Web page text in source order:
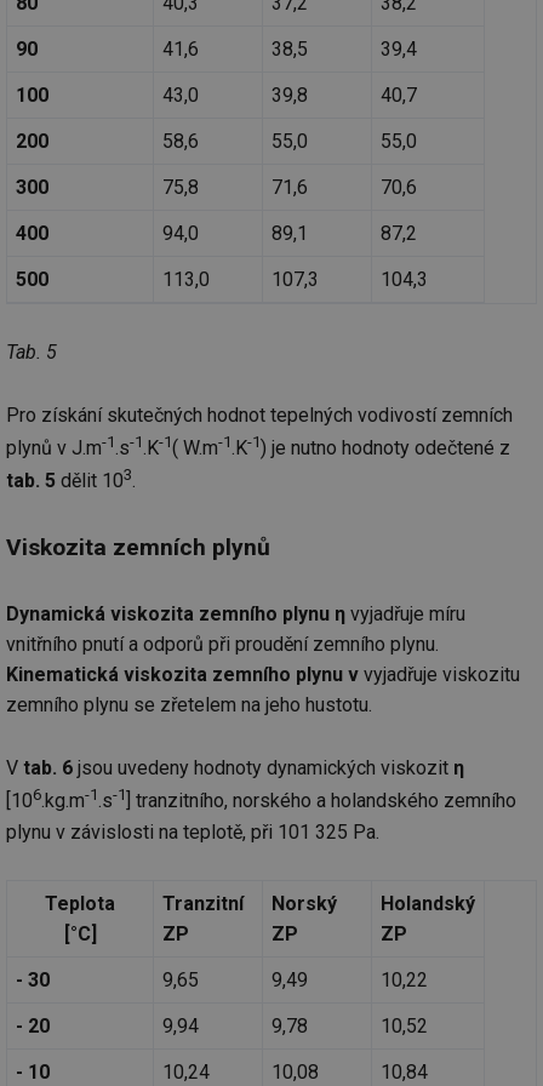
90
41,6 38,5
39,4
100
43,0 39,8
40,7
200
58,6 55,0
55,0
300
75,8 71,6
70,6
400
94,0 89,1
87,2
500
113,0 107,3 104,3
Tab. 5
Pro získání skutečných hodnot tepelných vodivostí zemních
plynů v J.m-1 .s-1 .K-1( W.m-1 .K-1 ) je nutno hodnoty odečtené z
tab. 5 dělit 103.
Viskozita zemních plynů
Dynamická viskozita zemního plynu η vyjadřuje míru
vnitřního pnutí a odporů při proudění zemního plynu.
Kinematická viskozita zemního plynu ν vyjadřuje viskozitu
zemního plynu se zřetelem na jeho hustotu.
V tab. 6 jsou uvedeny hodnoty dynamických viskozit η
[106.kg.m-1 .s-1
] tranzitního, norského a holandského zemního
plynu v závislosti na teplotě, při 101 325 Pa.
Teplota
[°C]
Tranzitní
ZP
Norský
ZP
Holandský
ZP
- 30
9,65 9,49
10,22
- 20
9,94 9,78
10,52
- 10
10,24 10,08 10,84
.forum.tzb-
g_csrf_token
konference.tzb-
_hjAbsoluteSessionInProgress
Hotjar Ltd
id
elektro.tzb-
info.cz
59 sekund
mv
Airtable